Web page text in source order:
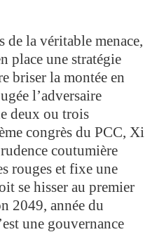
la véritable menace,
place une stratégie
briser la montée en
l’adversaire
deux ou trois
congrès du PCC, Xi
coutumière
rouges et fixe une
se hisser au premier
2049, année du
une gouvernance